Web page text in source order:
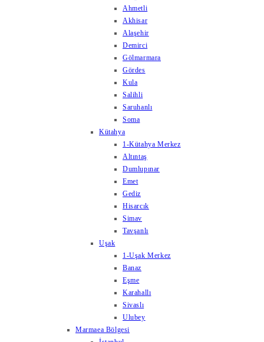
Ahmetli
Akhisar
Alaşehir
Demirci
Gölmarmara
Gördes
Kula
Salihli
Saruhanlı
Soma
Kütahya
1-Kütahya Merkez
Altıntaş
Dumlupınar
Emet
Gediz
Hisarcık
Simav
Tavşanlı
Uşak
1-Uşak Merkez
Banaz
Eşme
Karahallı
Sivaslı
Ulubey
Marmaea Bölgesi